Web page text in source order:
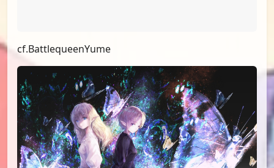
cf.BattlequeenYume